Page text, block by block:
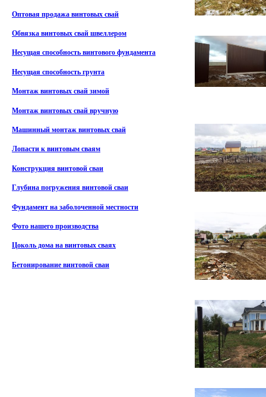
Оптовая продажа винтовых свай
Обвязка винтовых свай швеллером
Несущая способность винтового фундамента
Несущая способность грунта
Монтаж винтовых свай зимой
Монтаж винтовых свай вручную
Машинный монтаж винтовых свай
Лопасти к винтовым сваям
Конструкция винтовой сваи
Глубина погружения винтовой сваи
Фундамент на заболоченной местности
Фото нашего производства
Цоколь дома на винтовых сваях
Бетонирование винтовой сваи